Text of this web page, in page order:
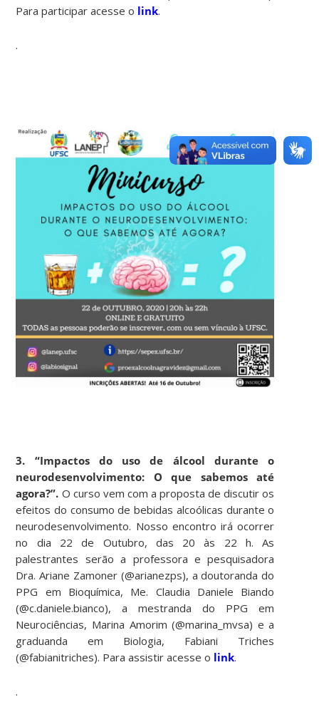
Para participar acesse o link.
.
3. “Impactos do uso de álcool durante o
neurodesenvolvimento: O que sabemos até
agora?”. O curso vem com a proposta de discutir os
efeitos do consumo de bebidas alcoólicas durante o
neurodesenvolvimento. Nosso encontro irá ocorrer
no dia 22 de Outubro, das 20 às 22 h. As
palestrantes serão a professora e pesquisadora
Dra. Ariane Zamoner (@arianezps), a doutoranda do
PPG em Bioquímica, Me. Claudia Daniele Biando
(@c.daniele.bianco), a mestranda do PPG em
Neurociências, Marina Amorim (@marina_mvsa) e a
graduanda em Biologia, Fabiani Triches
(@fabianitriches). Para assistir acesse o link.
.